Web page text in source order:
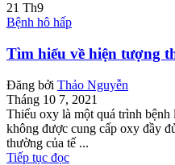
21 Th9
Bệnh hô hấp
Tìm hiểu về hiện tượng
Đăng bởi Thảo Nguyễn
Tháng 10 7, 2021
Thiếu oxy là một quá trình bệnh
không được cung cấp oxy đầy
thường của tế ...
Tiếp tục đọc